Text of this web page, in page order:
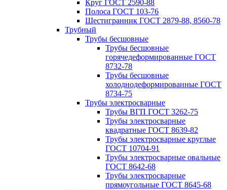
Круг ГОСТ 2590-88
Полоса ГОСТ 103-76
Шестигранник ГОСТ 2879-88, 8560-78
Трубный
Трубы бесшовные
Трубы бесшовные
горячедеформированные ГОСТ
8732-78
Трубы бесшовные
холоднодеформированные ГОСТ
8734-75
Трубы электросварные
Трубы ВГП ГОСТ 3262-75
Трубы электросварные
квадратные ГОСТ 8639-82
Трубы электросварные круглые
ГОСТ 10704-91
Трубы электросварные овальные
ГОСТ 8642-68
Трубы электросварные
прямоугольные ГОСТ 8645-68